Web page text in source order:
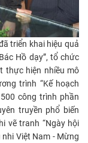
triển khai hiệu quả
Hồ dạy”, tổ chức
thực hiện nhiều mô
trình “Kế hoạch
công trình phần
truyền phổ biến
vẽ tranh “Ngày hội
nhi Việt Nam - Mừng